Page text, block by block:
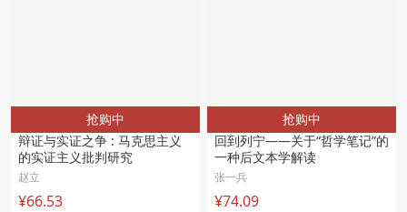
抢购中
辩证与实证之争 : 马克思主义
的实证主义批判研究
赵立
¥66.53
抢购中
回到列宁——关于“哲学笔记”的
一种后文本学解读
张一兵
¥74.09